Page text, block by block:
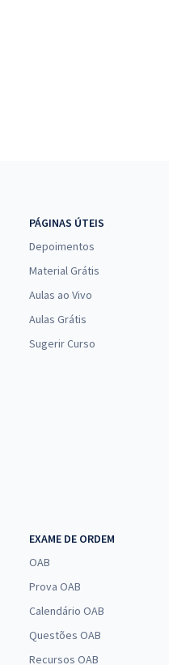
PÁGINAS ÚTEIS
Depoimentos
Material Grátis
Aulas ao Vivo
Aulas Grátis
Sugerir Curso
EXAME DE ORDEM
OAB
Prova OAB
Calendário OAB
Questões OAB
Recursos OAB